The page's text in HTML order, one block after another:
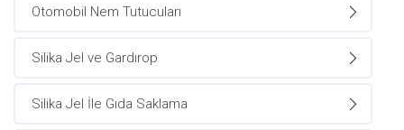
Otomobil Nem Tutucuları
Silika Jel ve Gardırop
Silika Jel İle Gıda Saklama